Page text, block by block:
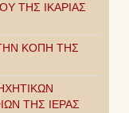
ΤΗΣ ΙΚΑΡΙΑΣ
ΚΟΠΗ ΤΗΣ
ΤΗΣ ΙΕΡΑΣ